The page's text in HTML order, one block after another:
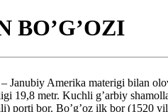
BO’G’OZI
Amerika materigi bilan
19,8 metr. Kuchli g’arbiy
porti bor. Bo’g’oz ilk bor (1520